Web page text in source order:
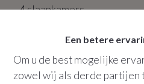
Een betere
Om u de best mogelijke
zowel wij als derde partijen
4slaapkamers
Bew. opp.:258 m²
Grondopp.: 129 m²